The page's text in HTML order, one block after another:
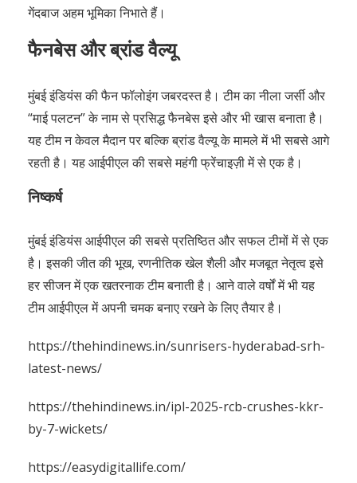
गेंदबाज अहम भूमिका निभाते हैं।
फैनबेस और ब्रांड वैल्यू
मुंबई इंडियंस की फैन फॉलोइंग जबरदस्त है। टीम का नीला जर्सी और
“माई पलटन” के नाम से प्रसिद्ध फैनबेस इसे और भी खास बनाता है।
यह टीम न केवल मैदान पर बल्कि ब्रांड वैल्यू के मामले में भी सबसे आगे
रहती है। यह आईपीएल की सबसे महंगी फ्रेंचाइज़ी में से एक है।
निष्कर्ष
मुंबई इंडियंस आईपीएल की सबसे प्रतिष्ठित और सफल टीमों में से एक
है। इसकी जीत की भूख, रणनीतिक खेल शैली और मजबूत नेतृत्व इसे
हर सीजन में एक खतरनाक टीम बनाती है। आने वाले वर्षों में भी यह
टीम आईपीएल में अपनी चमक बनाए रखने के लिए तैयार है।
https://thehindinews.in/sunrisers-hyderabad-srh-
latest-news/
https://thehindinews.in/ipl-2025-rcb-crushes-kkr-
by-7-wickets/
https://easydigitallife.com/